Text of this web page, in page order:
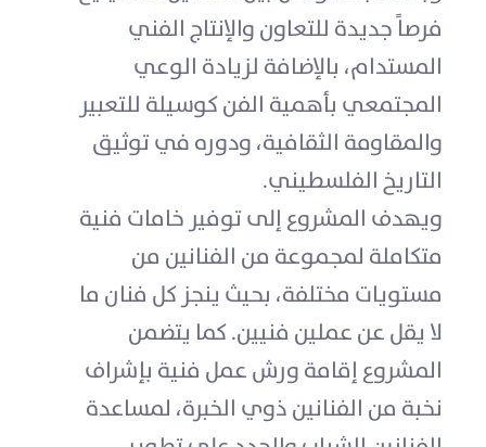
فرصاً جديدة للتعاون والإنتاج الفني
المستدام، بالإضافة لزيادة الوعي
المجتمعي بأهمية الفن كوسيلة للتعبير
والمقاومة الثقافية، ودوره في توثيق
التاريخ الفلسطيني.
ويهدف المشروع إلى توفير خامات فنية
متكاملة لمجموعة من الفنانين من
مستويات مختلفة، بحيث ينجز كل فنان ما
لا يقل عن عملين فنيين. كما يتضمن
المشروع إقامة ورش عمل فنية بإشراف
نخبة من الفنانين ذوي الخبرة، لمساعدة